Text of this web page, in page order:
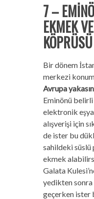
7 –
EKMEK
KÖPRÜSÜ
Bir dönem
merkezi
Avrupa
Eminönü
elektronik
alışverişi için
de ister bu
sahildeki süslü
ekmek
Galata
yedikten sonra
geçerken ister